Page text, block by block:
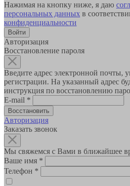
Нажимая на кнопку ниже, я даю
персональных данных в
конфиденциальности
Авторизация
Восстановление пароля
Введите адрес электронной почты,
регистрации. На указанный адрес
инструкция по восстановлению
E-mail *
Авторизация
Заказать звонок
Мы свяжемся с Вами в ближайшее
Ваше имя *
Телефон *